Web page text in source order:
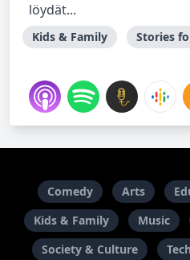
löydät...
Kids & Family Stories
Comedy Arts
Kids & Family
Music
Society & Culture